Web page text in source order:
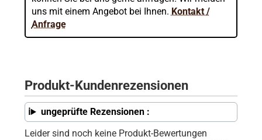
uns mit einem Angebot bei Ihnen. Kontakt /
Anfrage
Produkt-Kundenrezensionen
ungeprüfte Rezensionen :
Leider sind noch keine Produkt-Bewertungen